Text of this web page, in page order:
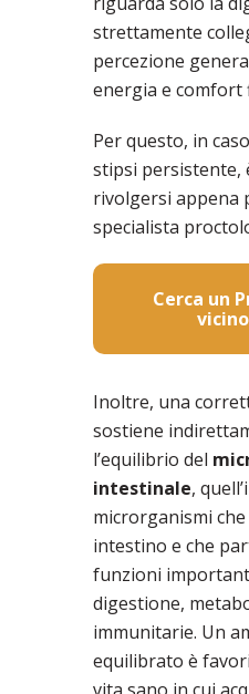
strettamente
percezione
energia e comfort
Per questo, in
stipsi persistente,
rivolgersi appena
specialista
Cerca un
Inoltre, una
sostiene
l’equilibrio del
intestinale,
microrganismi
intestino e che
funzioni
digestione,
immunitarie. Un
equilibrato è